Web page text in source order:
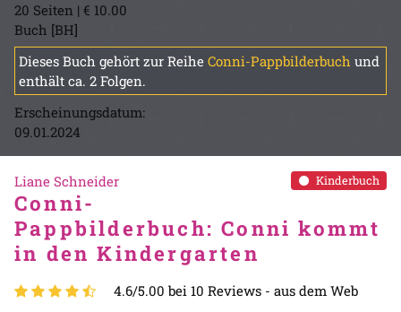
20 Seiten | € 10.00
Buch [BH]
Dieses Buch gehört zur Reihe Conni-Pappbilderbuch und
enthält ca. 2 Folgen.
Erscheinungsdatum:
09.01.2024
Kinderbuch
Liane Schneider
Conni-
Pappbilderbuch: Conni kommt
in den Kindergarten
4.6/5.00 bei 10 Reviews - aus dem Web